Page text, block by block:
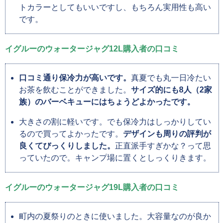
トカラーとしてもいいですし、もちろん実用性も高い
です。
イグルーのウォータージャグ12L購入者の口コミ
口コミ通り保冷力が高いです。真夏でも丸一日冷たい
お茶を飲むことができました。サイズ的にも8人（2家
族）のバーベキューにはちょうどよかったです。
大きさの割に軽いです。でも保冷力はしっかりしてい
るので買ってよかったです。 デザインも周りの評判が
良くてびっくりしました。 正直派手すぎかな？って思
っていたので。キャンプ場に置くとしっくりきます。
イグルーのウォータージャグ19L購入者の口コミ
町内の夏祭りのときに使いました。大容量なのが良か